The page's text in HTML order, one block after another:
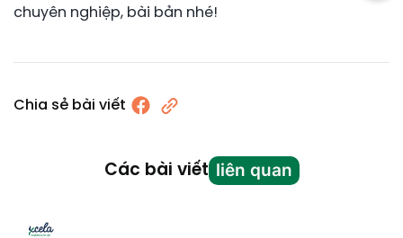
chuyên nghiệp, bài bản nhé!
Chia sẻ bài viết
Các bài viết liên quan